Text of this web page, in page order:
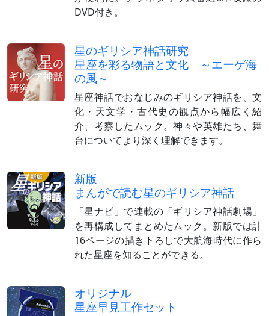
DVD付き。
星のギリシア神話研究
星座を彩る物語と文化 ～エーゲ海
の風～
星座神話でおなじみのギリシア神話を、文
化・天文学・古代史の観点から幅広く紹
介、考察したムック。神々や英雄たち、舞
台についてより深く理解できます。
新版
まんがで読む星のギリシア神話
「星ナビ」で連載の「ギリシア神話劇場」
を再構成してまとめたムック。新版では計
16ページの描き下ろしで大航海時代に作ら
れた星座を知ることができる。
オリジナル
星座早見工作セット